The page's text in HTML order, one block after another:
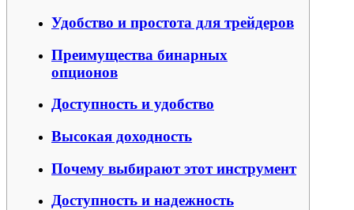
Удобство и простота для трейдеров
Преимущества бинарных
опционов
Доступность и удобство
Высокая доходность
Почему выбирают этот инструмент
Доступность и надежность